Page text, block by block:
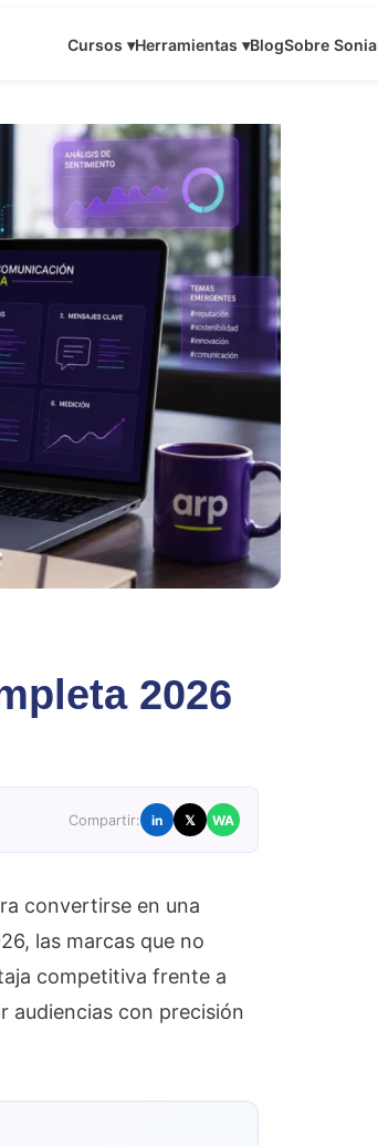
Cursos ▾Herramientas ▾BlogSobre Sonia
2026
Compartir: in 𝕏 WA
convertirse en una
las marcas que no
competitiva frente a
audiencias con precisión